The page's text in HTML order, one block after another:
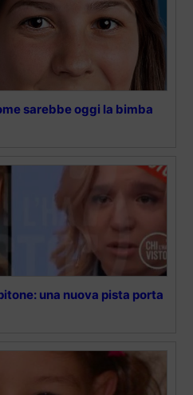
sarebbe oggi la bimba
una nuova pista porta